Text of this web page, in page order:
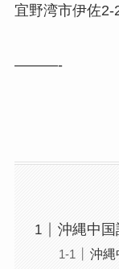
宜野湾市伊佐
———-
沖縄中
沖縄